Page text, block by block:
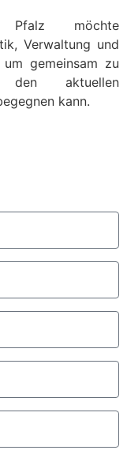
Pfalz möchte
Verwaltung und
gemeinsam zu
aktuellen
kann.